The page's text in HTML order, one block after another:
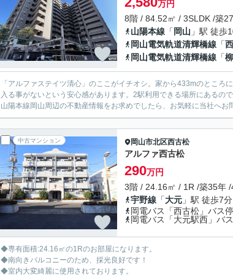
万円
8階 / 84.52㎡ / 3SLDK /築
山陽本線 「 岡山 」駅 徒歩
岡山電気軌道清輝橋線 「
岡山電気軌道清輝橋線 「柳
「アルファステイツ清心」のここがイチオシ。家から433mのとこ
入る事がないという安心感があります。2駅利用できる場所にあるの
山陽本線岡山周辺の不動産情報をお求めでしたら、お気軽に当社へお
中古マンション 岡山市北区西古松
アルファ西古松
290万円
3階 / 24.16㎡ / 1R /築35年 /
宇野線 「大元 」駅 徒歩7分
岡電バス「西古松」バス
岡電バス「大元駅西」バ
◆専有面積:24.16㎡の1Rのお部屋になります。
◆南向きバルコニーのため、採光良好です！
◆室内大変綺麗に使用されております。